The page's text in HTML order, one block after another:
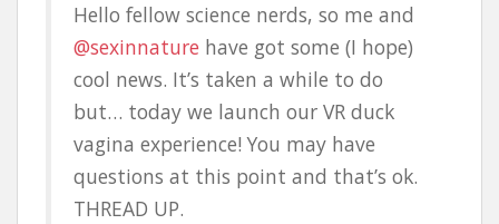
Hello fellow science nerds, so me and
@sexinnature have got some (I hope)
cool news. It’s taken a while to do
but… today we launch our VR duck
vagina experience! You may have
questions at this point and that’s ok.
THREAD UP.